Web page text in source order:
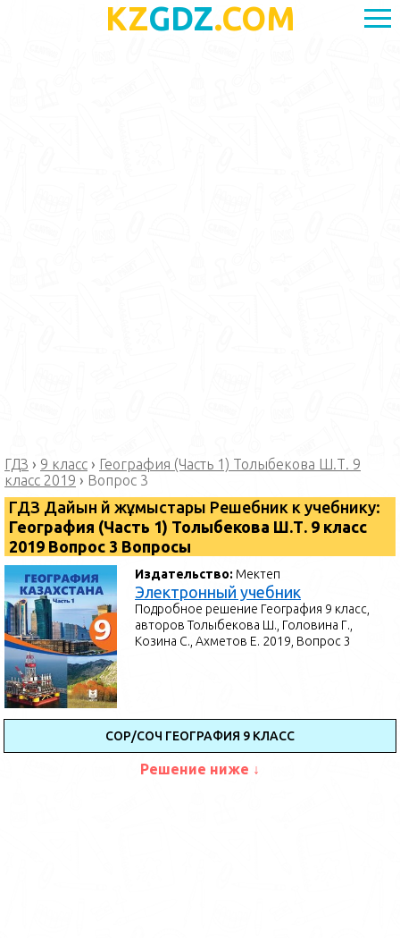
KZGDZ.COM
ГДЗ › 9 класс › География (Часть 1) Толыбекова Ш.Т. 9
класс 2019 › Вопрос 3
ГДЗ Дайын үй жұмыстары Решебник к учебнику:
География (Часть 1) Толыбекова Ш.Т. 9 класс
2019 Вопрос 3 Вопросы
Издательство: Мектеп
Электронный учебник
Подробное решение География 9 класс,
авторов Толыбекова Ш., Головина Г.,
Козина С., Ахметов Е. 2019, Вопрос 3
СОР/СОЧ ГЕОГРАФИЯ 9 КЛАСС
Решение ниже ↓